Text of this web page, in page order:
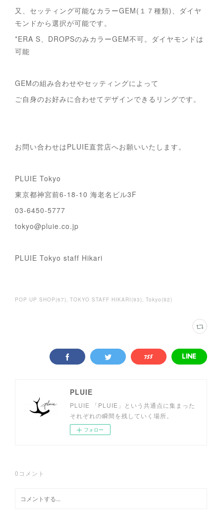
又、セッティング可能なカラーGEM(１７種類)、ダイヤ
モンドから選択が可能です。
*ERA S、DROPSのみカラーGEM不可。ダイヤモンドは
可能
GEMの組み合わせやセッティングによって
ご自身のお好みに合わせてデザインできるリングです。
お問い合わせはPLUIE直営店へお願いいたします。
PLUIE Tokyo
東京都神宮前6-18-10 海老名ビル3F
03-6450-5777
tokyo@pluie.co.jp
PLUIE Tokyo staff Hikari
POP UP SHOP (67) TOKYO STAFF HIKARI (93) Tokyo (92)
PLUIE
PLUIE 「PLUIE」という共通点に集まった
それぞれの瞬間を残していく場所。
フォロー
0 コメント